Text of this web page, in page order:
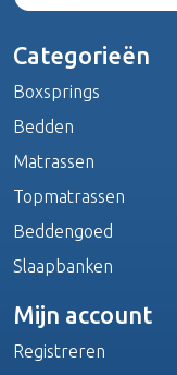
Categorieën
Boxsprings
Bedden
Matrassen
Topmatrassen
Beddengoed
Slaapbanken
Mijn account
Registreren